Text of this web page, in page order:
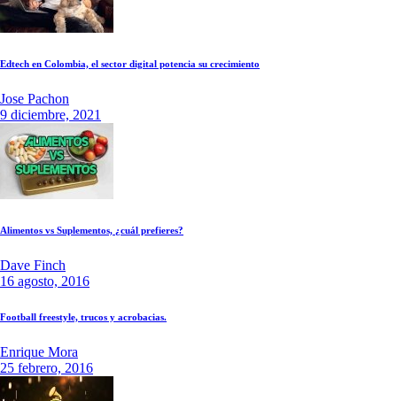
Edtech en Colombia, el sector digital potencia su crecimiento
Jose Pachon
9 diciembre, 2021
Alimentos vs Suplementos, ¿cuál prefieres?
Dave Finch
16 agosto, 2016
Football freestyle, trucos y acrobacias.
Enrique Mora
25 febrero, 2016